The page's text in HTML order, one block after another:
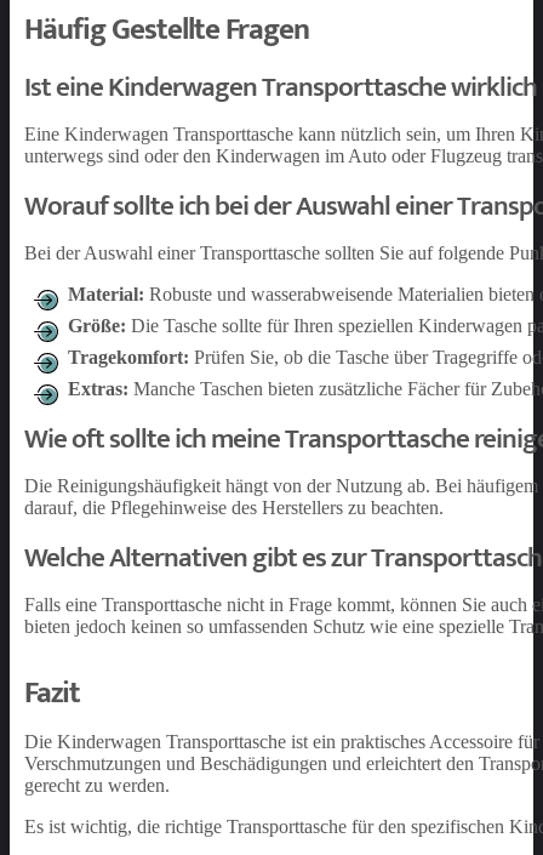
Häufig Gestellte Fragen
Ist eine Kinderwagen Transporttasche
Eine Kinderwagen Transporttasche kann nützlich sein, um Ihren
unterwegs sind oder den Kinderwagen im Auto oder Flugzeug
Worauf sollte ich bei der Auswahl einer
Bei der Auswahl einer Transporttasche sollten Sie auf folgende
Material: Robuste und wasserabweisende Materialien bieten
Größe: Die Tasche sollte für Ihren speziellen Kinderwagen
Tragekomfort: Prüfen Sie, ob die Tasche über Tragegriffe
Extras: Manche Taschen bieten zusätzliche Fächer für
Wie oft sollte ich meine Transporttasche
Die Reinigungshäufigkeit hängt von der Nutzung ab. Bei
darauf, die Pflegehinweise des Herstellers zu beachten.
Welche Alternativen gibt es zur
Falls eine Transporttasche nicht in Frage kommt, können Sie
bieten jedoch keinen so umfassenden Schutz wie eine spezielle
Fazit
Die Kinderwagen Transporttasche ist ein praktisches Accessoire
Verschmutzungen und Beschädigungen und erleichtert den
gerecht zu werden.
Es ist wichtig, die richtige Transporttasche für den spezifischen